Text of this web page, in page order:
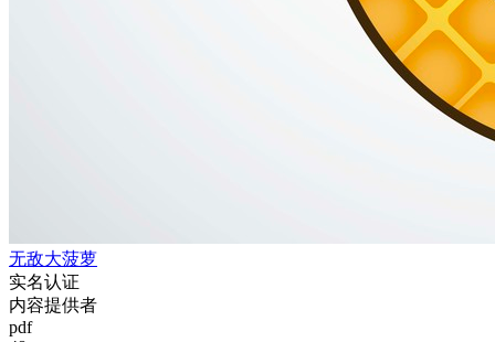
无敌大菠萝
实名认证
内容提供者
pdf